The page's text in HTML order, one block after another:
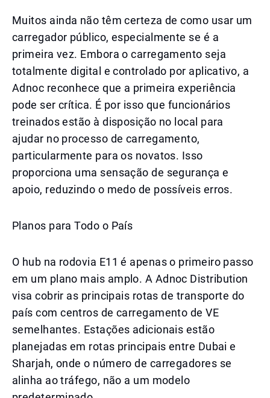
Muitos ainda não têm certeza de como usar um
carregador público, especialmente se é a
primeira vez. Embora o carregamento seja
totalmente digital e controlado por aplicativo, a
Adnoc reconhece que a primeira experiência
pode ser crítica. É por isso que funcionários
treinados estão à disposição no local para
ajudar no processo de carregamento,
particularmente para os novatos. Isso
proporciona uma sensação de segurança e
apoio, reduzindo o medo de possíveis erros.
Planos para Todo o País
O hub na rodovia E11 é apenas o primeiro passo
em um plano mais amplo. A Adnoc Distribution
visa cobrir as principais rotas de transporte do
país com centros de carregamento de VE
semelhantes. Estações adicionais estão
planejadas em rotas principais entre Dubai e
Sharjah, onde o número de carregadores se
alinha ao tráfego, não a um modelo